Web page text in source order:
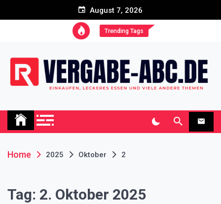
August 7, 2026
Trending Tags
Vergabe-abc.de Blog
Home 2025 Oktober 2
Tag: 2. Oktober 2025